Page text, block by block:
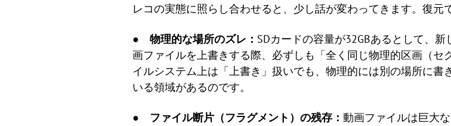
レコの実態に照らし合わせると、少し話が変わってきます。復元
● 物理的な場所のズレ： SDカードの容量が32GBあるとして、新
画ファイルを上書きする際、必ずしも「全く同じ物理的区画（
イルシステム上は「上書き」扱いでも、物理的には別の場所に
いる領域があるのです。
● ファイル断片（フラグメント）の残存： 動画ファイルは巨大